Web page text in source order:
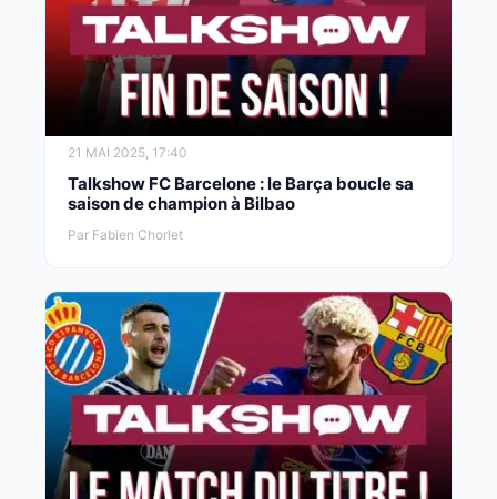
21 MAI 2025, 17:40
Talkshow FC Barcelone : le Barça boucle sa
saison de champion à Bilbao
Par Fabien Chorlet